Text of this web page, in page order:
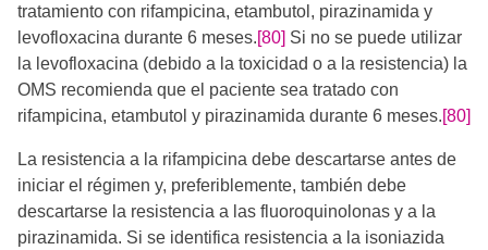
tratamiento con rifampicina, etambutol, pirazinamida y
levofloxacina durante 6 meses.[80] Si no se puede utilizar
la levofloxacina (debido a la toxicidad o a la resistencia) la
OMS recomienda que el paciente sea tratado con
rifampicina, etambutol y pirazinamida durante 6 meses.[80]
La resistencia a la rifampicina debe descartarse antes de
iniciar el régimen y, preferiblemente, también debe
descartarse la resistencia a las fluoroquinolonas y a la
pirazinamida. Si se identifica resistencia a la isoniazida